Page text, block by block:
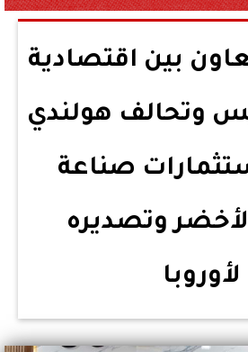
بين اقتصادية
وتحالف هولندي
صناعة
وتصديره
لأوروبا